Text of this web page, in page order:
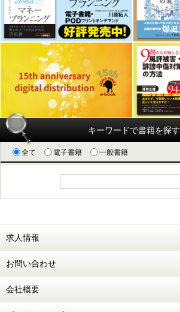
キーワードで書籍を探す
全て 電子書籍 一般書籍
求人情報
お問い合わせ
会社概要